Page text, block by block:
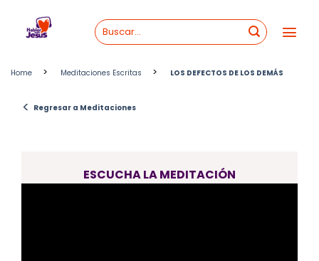
content
Home > Meditaciones Escritas > LOS DEFECTOS DE LOS DEMÁS
< Regresar a Meditaciones
ESCUCHA LA MEDITACIÓN